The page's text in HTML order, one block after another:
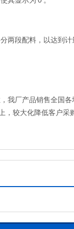
两段配料，以达到计
我厂产品销售全国各
，较大化降低客户采